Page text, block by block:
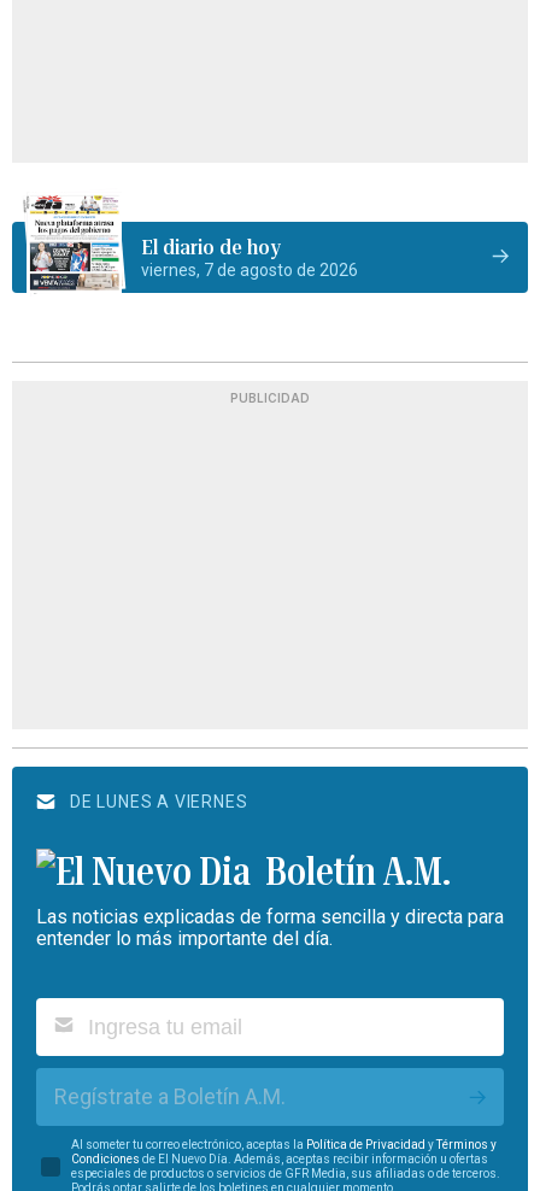
El diario de hoy
viernes, 7 de agosto de 2026
PUBLICIDAD
DE LUNES A VIERNES
Boletín A.M.
Las noticias explicadas de forma sencilla y directa para
entender lo más importante del día.
Regístrate a Boletín A.M.
Al someter tu correo electrónico, aceptas la Política de Privacidad yTérminos y
Condiciones de El Nuevo Día. Además, aceptas recibir información u ofertas
especiales de productos o servicios de GFR Media, sus afiliadas o de terceros.
Podrás optar salirte de los boletines en cualquier momento.